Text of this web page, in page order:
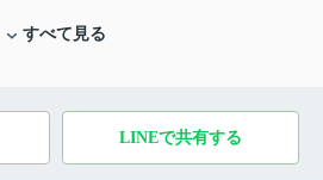
すべて見る
LINEで共有する